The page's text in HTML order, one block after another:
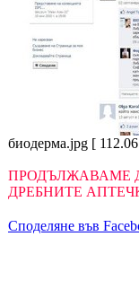
биодерма.jpg [
ПРОДЪЛЖАВАМЕ
ДРЕБНИТЕ
Споделяне във